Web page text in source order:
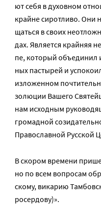
ют се­бя в ду­хов­ном
крайне си­рот­ли­во. Они
щать­ся в сво­их
дах. Яв­ля­ет­ся край­няя
пе, ко­то­рый
ных пас­ты­рей и
из­ло­жен­ном
зо­лю­ции Ва­ше­го
нам ис­ход­ным
гро­мад­ной
Пра­во­слав­ной Рус­ской
В скором времени
но по всем во­про­сам
ско­му, ви­ка­рию
ро­сер­до­ву)».